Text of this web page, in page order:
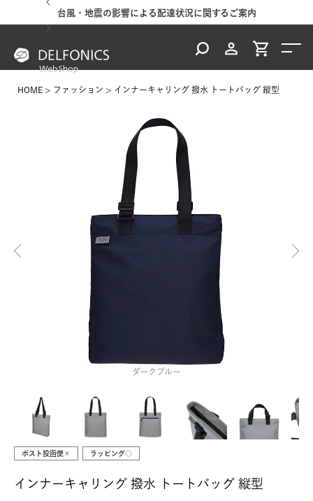
台風・地震の影響による配達状況に関するご案内
HOME ファッション インナーキャリング 撥水 トートバッグ 縦型
ダークブルー
ポスト投函便× ラッピング○
インナーキャリング 撥水 トートバッグ 縦型